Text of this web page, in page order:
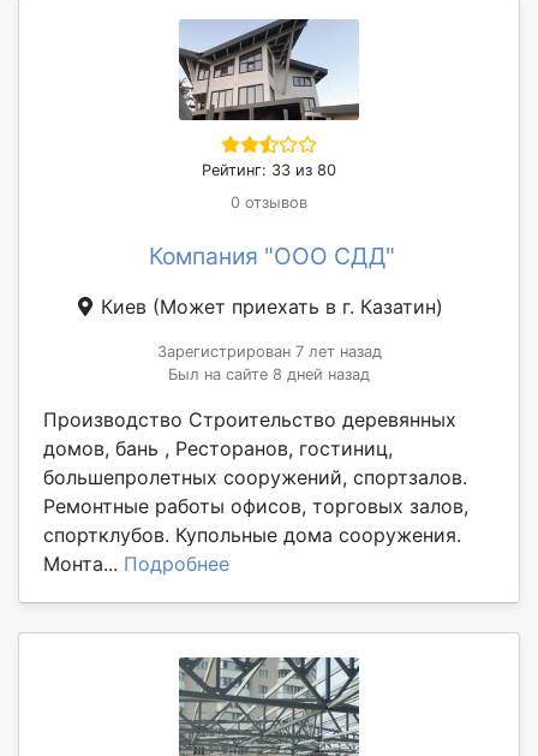
Рейтинг: 33 из 80
0 отзывов
Компания "OOO СДД"
Киев (Может приехать в г. Казатин)
Зарегистрирован 7 лет назад
Был на сайте 8 дней назад
Производство Строительство деревянных
домов, бань , Ресторанов, гостиниц,
большепролетных сооружений, спортзалов.
Ремонтные работы офисов, торговых залов,
спортклубов. Купольные дома сооружения.
Монта... Подробнее